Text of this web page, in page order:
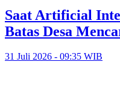
Saat Artificial
Batas Desa
31 Juli 2026 - 09:35 WIB